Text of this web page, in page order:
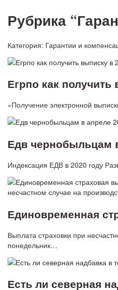
Рубрика
Категория: Гарантии и
Егрпо как получить
«Получение электронной
Едв чернобыльцам
Индексация ЕДВ в 2020 году
Единовременная
Выплата страховки при
понедельник…
Есть ли северная